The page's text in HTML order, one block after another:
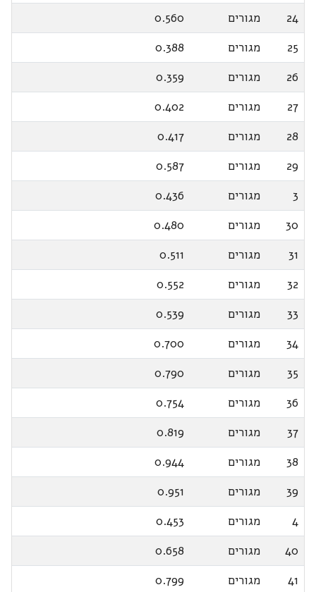
24 מגורים
0.560
25
מגורים
0.388
26
מגורים
0.359
27
מגורים
0.402
28
מגורים
0.417
29
מגורים
0.587
3
מגורים
0.436
30
מגורים
0.480
31
מגורים
0.511
32
מגורים
0.552
33
מגורים
0.539
34
מגורים
0.700
35
מגורים
0.790
36
מגורים
0.754
37
מגורים
0.819
38
מגורים
0.944
39
מגורים
0.951
4
מגורים
0.453
40
מגורים
0.658
41
מגורים
0.799